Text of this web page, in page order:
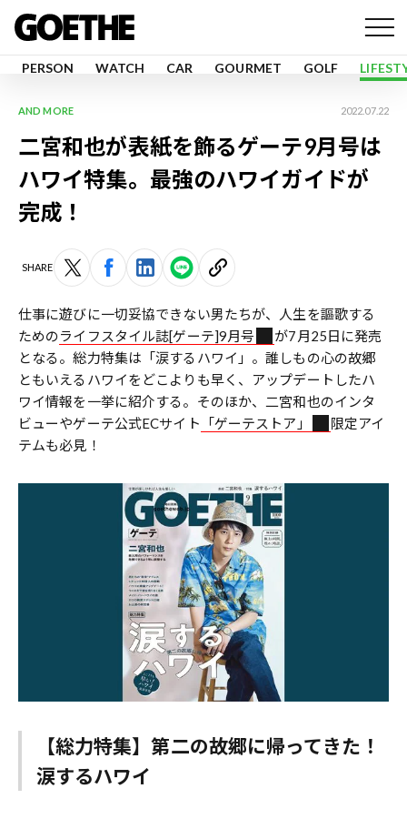
PERSON WATCH CAR GOURMET GOLF
AND MORE 2022.07.22
二宮和也が表紙を飾るゲーテ9月号は
ハワイ特集。最強のハワイガイドが
完成！
SHARE
仕事に遊びに一切妥協できない男たちが、人生を謳歌する
ためのライフスタイル誌[ゲーテ]9月号
が7月25日に発売
となる。総力特集は「涙するハワイ」。誰しもの心の故郷
ともいえるハワイをどこよりも早く、アップデートしたハ
ワイ情報を一挙に紹介する。そのほか、二宮和也のインタ
ビューやゲーテ公式ECサイト 「ゲーテストア」
限定アイ
テムも必見！
【総力特集】第二の故郷に帰ってきた！
涙するハワイ